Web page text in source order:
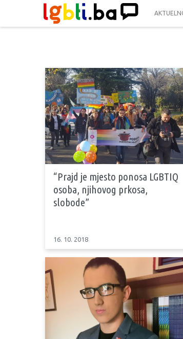
“Prajd je mjesto ponosa LGBTIQ
osoba, njihovog prkosa,
slobode”
16. 10. 2018